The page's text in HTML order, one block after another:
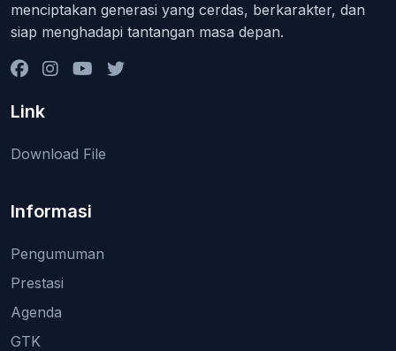
menciptakan generasi yang cerdas, berkarakter, dan
siap menghadapi tantangan masa depan.
Link
Download File
Informasi
Pengumuman
Prestasi
Agenda
GTK